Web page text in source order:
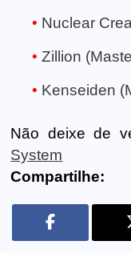
Nuclear
Zillion
Kenseiden
Não deixe de
System
Compartilhe: